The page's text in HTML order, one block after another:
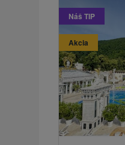
Náš TIP
Akcia